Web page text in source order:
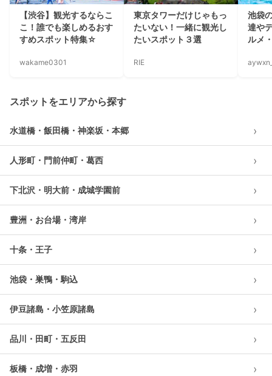
【渋谷】観光するならこ
こ！誰でも楽しめるおす
すめスポット特集☆
wakame0301
東京タワーだけじゃもっ
たいない！一緒に観光し
たいスポット３選
RIE
池袋
達や
ルメ
スポットをエリアから探す
水道橋・飯田橋・神楽坂・本郷 ›
人形町・門前仲町・葛西 ›
下北沢・明大前・成城学園前 ›
豊洲・お台場・湾岸 ›
十条・王子 ›
池袋・巣鴨・駒込 ›
伊豆諸島・小笠原諸島 ›
品川・田町・五反田 ›
板橋・成増・赤羽 ›